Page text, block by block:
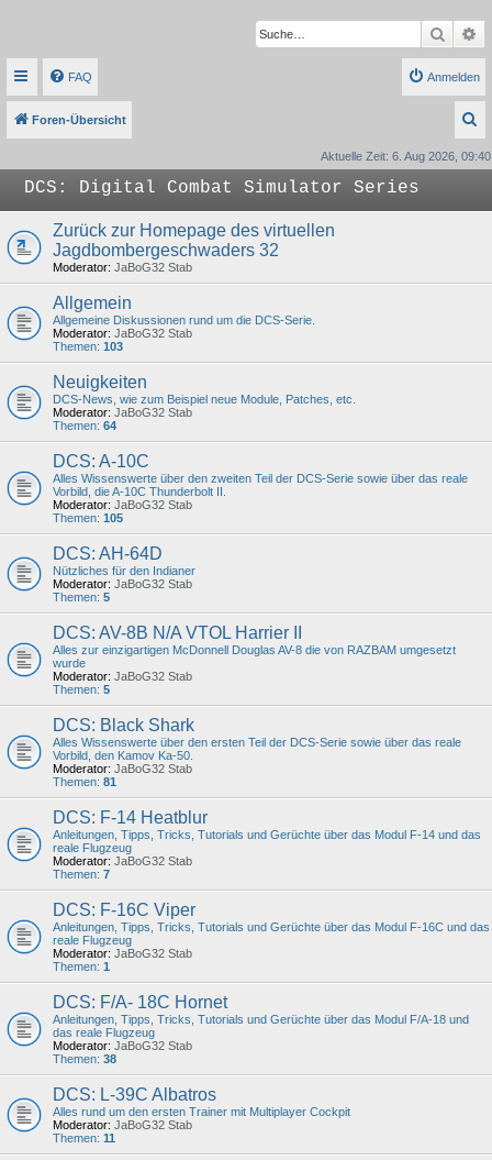
Suche
FAQ Anmelden
Foren-Übersicht
c
Aktuelle Zeit: 6. Aug 2026, 09:40
DCS: Digital Combat Simulator Series
Zurück zur Homepage des virtuellen
Jagdbombergeschwaders 32
Moderator: JaBoG32 Stab
Allgemein
Allgemeine Diskussionen rund um die DCS-Serie.
Moderator: JaBoG32 Stab
Themen: 103
Neuigkeiten
DCS-News, wie zum Beispiel neue Module, Patches, etc.
Moderator: JaBoG32 Stab
Themen: 64
DCS: A-10C
Alles Wissenswerte über den zweiten Teil der DCS-Serie sowie über das reale
Vorbild, die A-10C Thunderbolt II.
Moderator: JaBoG32 Stab
Themen: 105
DCS: AH-64D
Nützliches für den Indianer
Moderator: JaBoG32 Stab
Themen: 5
DCS: AV-8B N/A VTOL Harrier II
Alles zur einzigartigen McDonnell Douglas AV-8 die von RAZBAM umgesetzt
wurde
Moderator: JaBoG32 Stab
Themen: 5
DCS: Black Shark
Alles Wissenswerte über den ersten Teil der DCS-Serie sowie über das reale
Vorbild, den Kamov Ka-50.
Moderator: JaBoG32 Stab
Themen: 81
DCS: F-14 Heatblur
Anleitungen, Tipps, Tricks, Tutorials und Gerüchte über das Modul F-14 und das
reale Flugzeug
Moderator: JaBoG32 Stab
Themen: 7
DCS: F-16C Viper
Anleitungen, Tipps, Tricks, Tutorials und Gerüchte über das Modul F-16C und das
reale Flugzeug
Moderator: JaBoG32 Stab
Themen: 1
DCS: F/A- 18C Hornet
Anleitungen, Tipps, Tricks, Tutorials und Gerüchte über das Modul F/A-18 und
das reale Flugzeug
Moderator: JaBoG32 Stab
Themen: 38
DCS: L-39C Albatros
Alles rund um den ersten Trainer mit Multiplayer Cockpit
Moderator: JaBoG32 Stab
Themen: 11